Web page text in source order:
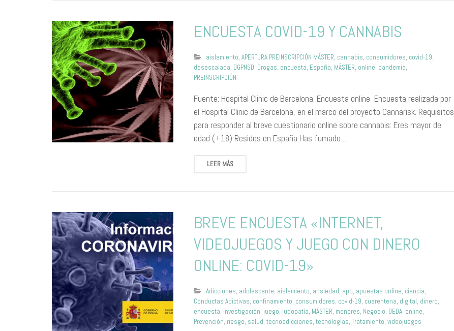
ENCUESTA COVID-19 Y CANNABIS
aislamiento,APERTURA PREINSCRIPCIÓN MÁSTER, cannabis, consumidores, covid-19,
desescalada, DGPNSD, Drogas, encuesta, España, MÁSTER, online, pandemia,
PREINSCRIPCIÓN
Fuente: Hospital Clinic de Barcelona. Encuesta online Encuesta realizada por
el Hospital Clinic de Barcelona, en el marco del proyecto Cannarisk. Requisitos
para responder al breve cuestionario online sobre cannabis: Eres mayor de
edad (+18) Resides en España Has fumado…
LEER MÁS
BREVE ENCUESTA «INTERNET,
VIDEOJUEGOS Y JUEGO CON DINERO
ONLINE: COVID-19»
Adicciones, adolescente, aislamiento, ansiedad, app, apuestas online, ciencia,
Conductas Adictivas, confinamiento, consumidores, covid-19, cuarentena, digital, dinero,
encuesta, Investigación, juego, ludopatía, MÁSTER, menores, Negocio, OEDA, online,
Prevención, riesgo, salud,tecnoadicciones,tecnologías,Tratamiento,videojuegos